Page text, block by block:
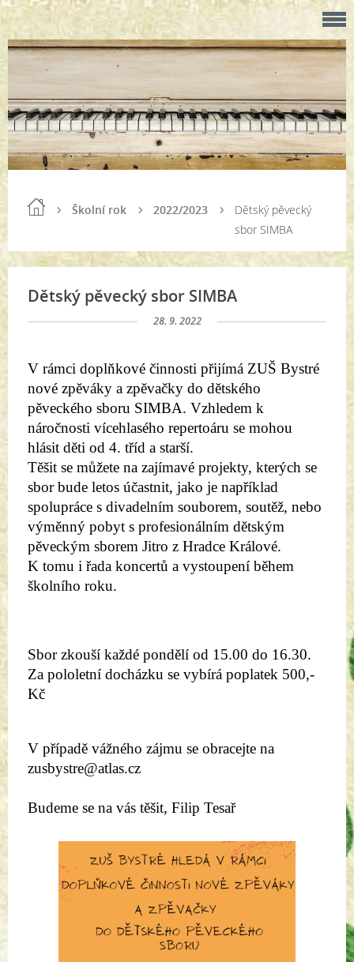
Školní rok 2022/2023
Dětský pěvecký
sbor SIMBA
Dětský pěvecký sbor SIMBA
28. 9. 2022
V rámci doplňkové činnosti přijímá ZUŠ Bystré
nové zpěváky a zpěvačky do dětského
pěveckého sboru SIMBA. Vzhledem k
náročnosti vícehlasého repertoáru se mohou
hlásit děti od 4. tříd a starší.
Těšit se můžete na zajímavé projekty, kterých se
sbor bude letos účastnit, jako je například
spolupráce s divadelním souborem, soutěž, nebo
výměnný pobyt s profesionálním dětským
pěveckým sborem Jitro z Hradce Králové.
K tomu i řada koncertů a vystoupení během
školního roku.
Sbor zkouší každé pondělí od 15.00 do 16.30.
Za pololetní docházku se vybírá poplatek 500,-
Kč
V případě vážného zájmu se obracejte na
zusbystre@atlas.cz
Budeme se na vás těšit, Filip Tesař